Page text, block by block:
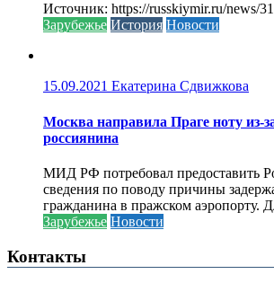
Источник: https://russkiymir.ru/news/
Зарубежье История Новости
15.09.2021 Екатерина Сдвижкова
Москва направила Праге ноту из-
россиянина
МИД РФ потребовал предоставить
сведения по поводу причины
гражданина в пражском аэропорту.
Зарубежье Новости
Контакты